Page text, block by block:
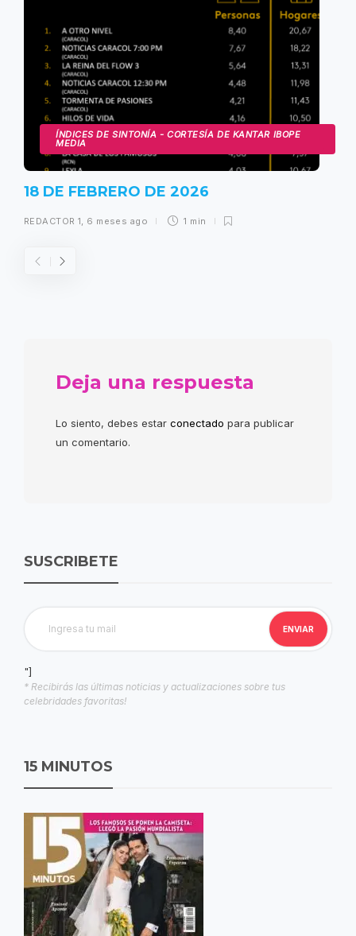
ÍNDICES DE SINTONÍA - CORTESÍA DE KANTAR IBOPE
MEDIA
18 DE FEBRERO DE 2026
REDACTOR 1, 6 meses ago 1 min
Deja una respuesta
Lo siento, debes estar conectado para publicar
un comentario.
SUSCRIBETE
"]
* Recibirás las últimas noticias y actualizaciones sobre tus
celebridades favoritas!
15 MINUTOS